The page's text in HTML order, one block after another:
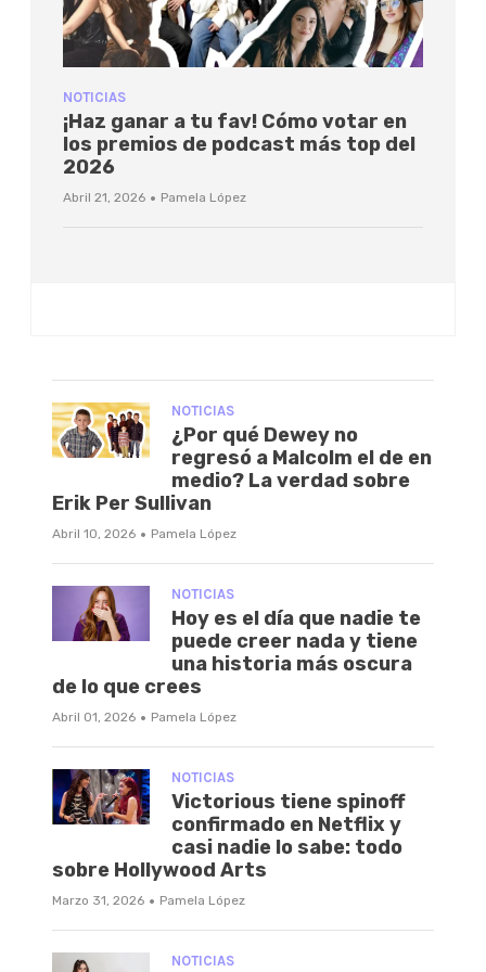
NOTICIAS
¡Haz ganar a tu fav! Cómo votar en
los premios de podcast más top del
2026
Abril 21, 2026 · Pamela López
NOTICIAS
¿Por qué Dewey no
regresó a Malcolm el de en
medio? La verdad sobre
Erik Per Sullivan
Abril 10, 2026 · Pamela López
NOTICIAS
Hoy es el día que nadie te
puede creer nada y tiene
una historia más oscura
de lo que crees
Abril 01, 2026 · Pamela López
NOTICIAS
Victorious tiene spinoff
confirmado en Netflix y
casi nadie lo sabe: todo
sobre Hollywood Arts
Marzo 31, 2026 · Pamela López
NOTICIAS